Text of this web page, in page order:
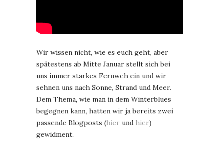
Wir wissen nicht, wie es euch geht, aber
spätestens ab Mitte Januar stellt sich bei
uns immer starkes Fernweh ein und wir
sehnen uns nach Sonne, Strand und Meer.
Dem Thema, wie man in dem Winterblues
begegnen kann, hatten wir ja bereits zwei
passende Blogposts (hier und hier)
gewidment.